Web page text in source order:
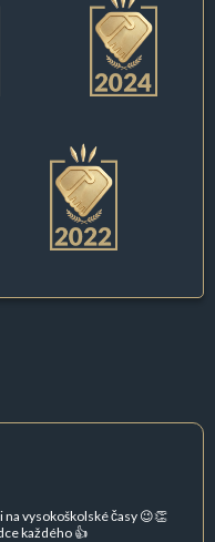
vysokoškolské časy 😉👏
každého 👍